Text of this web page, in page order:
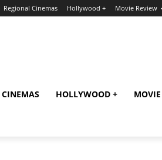
Regional Cinemas Hollywood + Movie Review
HOLLYWOOD +